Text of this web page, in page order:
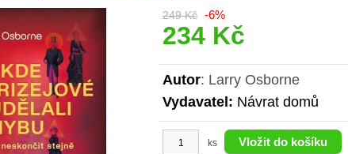
249 Kč -6%
234 Kč
Autor: Larry Osborne
Vydavatel: Návrat domů
ks